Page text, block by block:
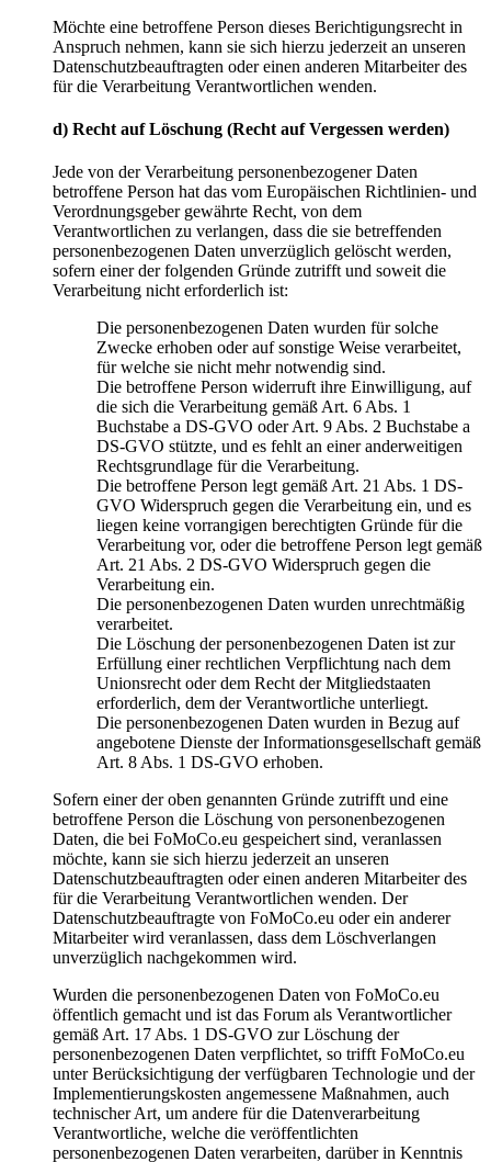
Möchte eine betroffene Person dieses Berichtigungsrecht in
Anspruch nehmen, kann sie sich hierzu jederzeit an unseren
Datenschutzbeauftragten oder einen anderen Mitarbeiter des
für die Verarbeitung Verantwortlichen wenden.
d) Recht auf Löschung (Recht auf Vergessen werden)
Jede von der Verarbeitung personenbezogener Daten
betroffene Person hat das vom Europäischen Richtlinien- und
Verordnungsgeber gewährte Recht, von dem
Verantwortlichen zu verlangen, dass die sie betreffenden
personenbezogenen Daten unverzüglich gelöscht werden,
sofern einer der folgenden Gründe zutrifft und soweit die
Verarbeitung nicht erforderlich ist:
Die personenbezogenen Daten wurden für solche
Zwecke erhoben oder auf sonstige Weise verarbeitet,
für welche sie nicht mehr notwendig sind.
Die betroffene Person widerruft ihre Einwilligung, auf
die sich die Verarbeitung gemäß Art. 6 Abs. 1
Buchstabe a DS-GVO oder Art. 9 Abs. 2 Buchstabe a
DS-GVO stützte, und es fehlt an einer anderweitigen
Rechtsgrundlage für die Verarbeitung.
Die betroffene Person legt gemäß Art. 21 Abs. 1 DS-
GVO Widerspruch gegen die Verarbeitung ein, und es
liegen keine vorrangigen berechtigten Gründe für die
Verarbeitung vor, oder die betroffene Person legt gemäß
Art. 21 Abs. 2 DS-GVO Widerspruch gegen die
Verarbeitung ein.
Die personenbezogenen Daten wurden unrechtmäßig
verarbeitet.
Die Löschung der personenbezogenen Daten ist zur
Erfüllung einer rechtlichen Verpflichtung nach dem
Unionsrecht oder dem Recht der Mitgliedstaaten
erforderlich, dem der Verantwortliche unterliegt.
Die personenbezogenen Daten wurden in Bezug auf
angebotene Dienste der Informationsgesellschaft gemäß
Art. 8 Abs. 1 DS-GVO erhoben.
Sofern einer der oben genannten Gründe zutrifft und eine
betroffene Person die Löschung von personenbezogenen
Daten, die bei FoMoCo.eu gespeichert sind, veranlassen
möchte, kann sie sich hierzu jederzeit an unseren
Datenschutzbeauftragten oder einen anderen Mitarbeiter des
für die Verarbeitung Verantwortlichen wenden. Der
Datenschutzbeauftragte von FoMoCo.eu oder ein anderer
Mitarbeiter wird veranlassen, dass dem Löschverlangen
unverzüglich nachgekommen wird.
Wurden die personenbezogenen Daten von FoMoCo.eu
öffentlich gemacht und ist das Forum als Verantwortlicher
gemäß Art. 17 Abs. 1 DS-GVO zur Löschung der
personenbezogenen Daten verpflichtet, so trifft FoMoCo.eu
unter Berücksichtigung der verfügbaren Technologie und der
Implementierungskosten angemessene Maßnahmen, auch
technischer Art, um andere für die Datenverarbeitung
Verantwortliche, welche die veröffentlichten
personenbezogenen Daten verarbeiten, darüber in Kenntnis